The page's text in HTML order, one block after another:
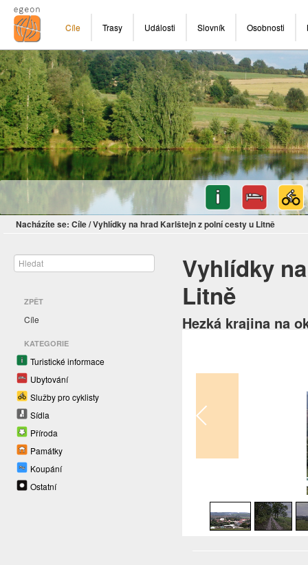
Cíle Trasy Události Slovník Osobnosti
Nacházíte se: Cíle/Vyhlídky na hrad Karlštejn z polní cesty u Litně
ZPĚT
Cíle
KATEGORIE
Turistické informace
Ubytování
Služby pro cyklisty
Sídla
Příroda
Památky
Koupání
Ostatní
Vyhlídky
Litně
Hezká krajina na